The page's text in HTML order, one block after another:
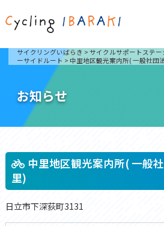
サイクリングいばらき > サイクルサポートステー
ーサイドルート > 中里地区観光案内所( 一般社団
お知らせ
中里地区観光案内所( 一般
里)
日立市下深荻町3131